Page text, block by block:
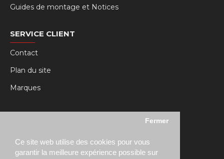
Ce site web utilise des cookies pour vous
garantir la meilleure expérience possible sur
Fermer
Guides de montage et Notices
SERVICE CLIENT
Contact
Plan du site
Marques
MY RSEAT
Historique des commandes